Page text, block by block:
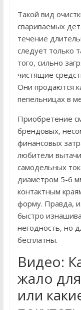
Такой вид
свариваемых
течение
следует только
того, сильно
чистящие
Они продаются
пепельницах в
Приобретение
брендовых,
финансовых
любители
самодельных
диаметром 5-6
контактным
форму. Правда,
быстро
негодность, но
бесплатны.
Видео:
жало
или